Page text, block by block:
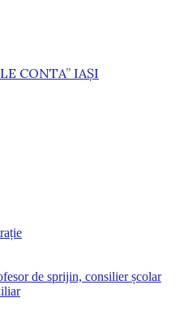
CONTA” IAȘI
de sprijin, consilier școlar